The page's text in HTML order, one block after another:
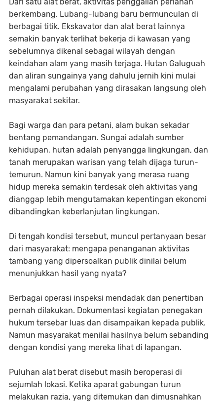
berkembang. Lubang-lubang baru bermunculan di
berbagai titik. Ekskavator dan alat berat lainnya
semakin banyak terlihat bekerja di kawasan yang
sebelumnya dikenal sebagai wilayah dengan
keindahan alam yang masih terjaga. Hutan Galuguah
dan aliran sungainya yang dahulu jernih kini mulai
mengalami perubahan yang dirasakan langsung oleh
masyarakat sekitar.
Bagi warga dan para petani, alam bukan sekadar
bentang pemandangan. Sungai adalah sumber
kehidupan, hutan adalah penyangga lingkungan, dan
tanah merupakan warisan yang telah dijaga turun-
temurun. Namun kini banyak yang merasa ruang
hidup mereka semakin terdesak oleh aktivitas yang
dianggap lebih mengutamakan kepentingan ekonomi
dibandingkan keberlanjutan lingkungan.
Di tengah kondisi tersebut, muncul pertanyaan besar
dari masyarakat: mengapa penanganan aktivitas
tambang yang dipersoalkan publik dinilai belum
menunjukkan hasil yang nyata?
Berbagai operasi inspeksi mendadak dan penertiban
pernah dilakukan. Dokumentasi kegiatan penegakan
hukum tersebar luas dan disampaikan kepada publik.
Namun masyarakat menilai hasilnya belum sebanding
dengan kondisi yang mereka lihat di lapangan.
Puluhan alat berat disebut masih beroperasi di
sejumlah lokasi. Ketika aparat gabungan turun
melakukan razia, yang ditemukan dan dimusnahkan